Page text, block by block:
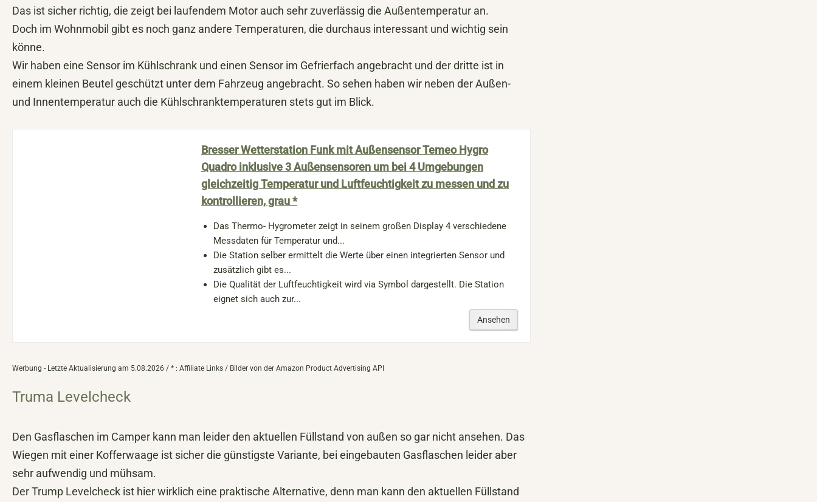
Das ist sicher richtig, die zeigt bei laufendem Motor auch sehr zuverlässig die Außentemperatur an.
Doch im Wohnmobil gibt es noch ganz andere Temperaturen, die durchaus interessant und wichtig sein
könne.
Wir haben eine Sensor im Kühlschrank und einen Sensor im Gefrierfach angebracht und der dritte ist in
einem kleinen Beutel geschützt unter dem Fahrzeug angebracht. So sehen haben wir neben der Außen-
und Innentemperatur auch die Kühlschranktemperaturen stets gut im Blick.
Bresser Wetterstation Funk mit Außensensor Temeo Hygro
Quadro inklusive 3 Außensensoren um bei 4 Umgebungen
gleichzeitig Temperatur und Luftfeuchtigkeit zu messen und zu
kontrollieren, grau *
Das Thermo- Hygrometer zeigt in seinem großen Display 4 verschiedene
Messdaten für Temperatur und...
Die Station selber ermittelt die Werte über einen integrierten Sensor und
zusätzlich gibt es...
Die Qualität der Luftfeuchtigkeit wird via Symbol dargestellt. Die Station
eignet sich auch zur...
Ansehen
Werbung - Letzte Aktualisierung am 5.08.2026 / * : Affiliate Links / Bilder von der Amazon Product Advertising API
Truma Levelcheck
Den Gasflaschen im Camper kann man leider den aktuellen Füllstand von außen so gar nicht ansehen. Das
Wiegen mit einer Kofferwaage ist sicher die günstigste Variante, bei eingebauten Gasflaschen leider aber
sehr aufwendig und mühsam.
Der Trump Levelcheck ist hier wirklich eine praktische Alternative, denn man kann den aktuellen Füllstand